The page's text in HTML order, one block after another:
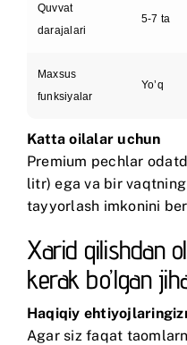
Quvvat
darajalari
5-7 ta
Maxsus
funksiyalar
Yo’q
Katta oilalar uchun
Premium pechlar
litr) ega va bir vaqtning
tayyorlash imkonini
Xarid qilishdan
kerak bo’lgan
Haqiqiy
Agar siz faqat